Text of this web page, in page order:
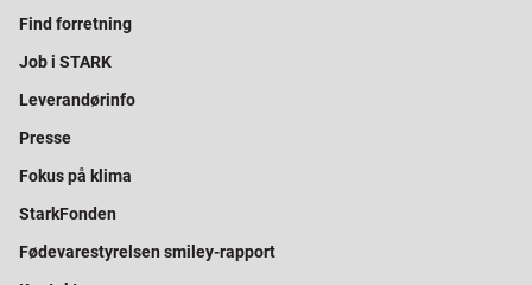
Find forretning
Job i STARK
Leverandørinfo
Presse
Fokus på klima
StarkFonden
Fødevarestyrelsen smiley-rapport